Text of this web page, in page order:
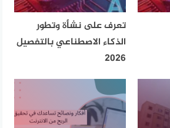
تعرف على نشأة وتطور
الذكاء الاصطناعي بالتفصيل
2026